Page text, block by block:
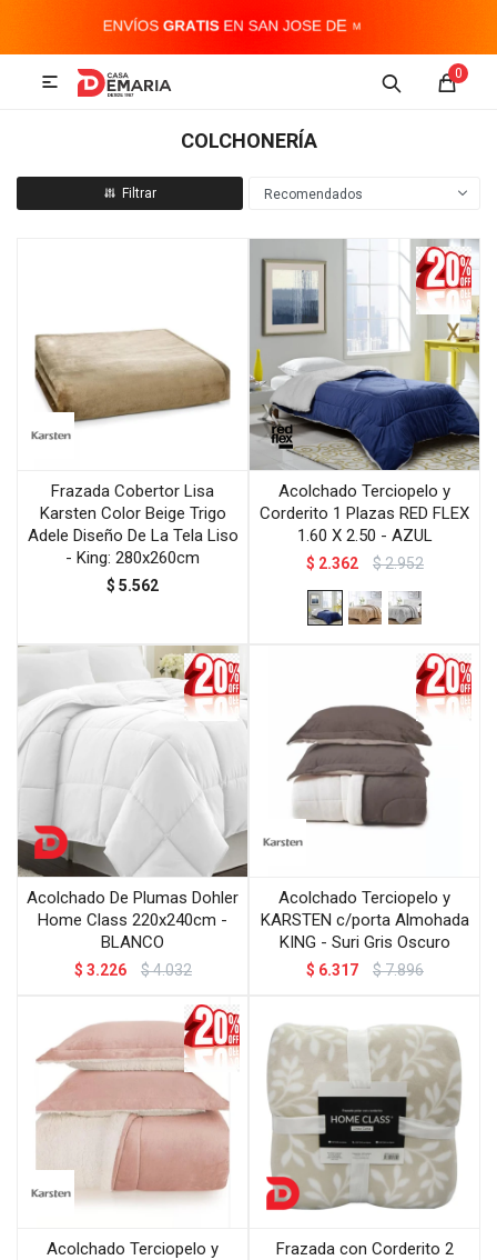
0

COLCHONERÍA
Recomendados
Frazada Cobertor Lisa
Karsten Color Beige Trigo
Adele Diseño De La Tela Liso
- King: 280x260cm
$ 5.562
Acolchado Terciopelo y
Corderito 1 Plazas RED FLEX
1.60 X 2.50 - AZUL
$ 2.362 $2.952
Acolchado De Plumas Dohler
Home Class 220x240cm -
BLANCO
$ 3.226 $4.032
Acolchado Terciopelo y
KARSTEN c/porta Almohada
KING - Suri Gris Oscuro
$ 6.317 $7.896
Acolchado Terciopelo y
Frazada con Corderito 2
MI CUENTA
Imagen y Sonido Hogar
Televisores y accesorios
Accesorios